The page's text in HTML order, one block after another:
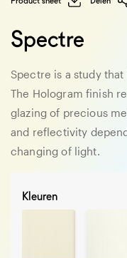
Spectre
Spectre is a study
The Hologram finish
glazing of precious
and reflectivity
changing of light.
Kleuren